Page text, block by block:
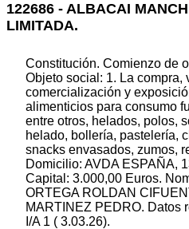
122686 - ALBACAI
LIMITADA.
Constitución. Comienzo de
Objeto social: 1. La compra,
comercialización y
alimenticios para consumo
entre otros, helados, polos,
helado, bollería, pastelería,
snacks envasados, zumos,
Domicilio: AVDA ESPAÑA,
Capital: 3.000,00 Euros.
ORTEGA ROLDAN
MARTINEZ PEDRO. Datos
I/A 1 ( 3.03.26).